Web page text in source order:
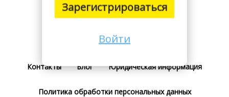
Зарегистрироваться
Войти
Тарифы
Контакты Блог Юридическая информация
Политика обработки персональных данных